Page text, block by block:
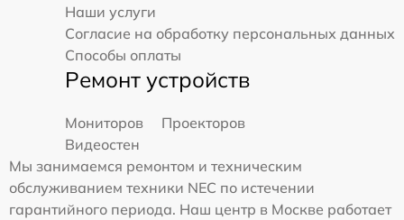
Наши услуги
Согласие на обработку персональных данных
Способы оплаты
Ремонт устройств
Мониторов
Проекторов
Видеостен
Мы занимаемся ремонтом и техническим
обслуживанием техники NEC по истечении
гарантийного периода. Наш центр в Москве работает